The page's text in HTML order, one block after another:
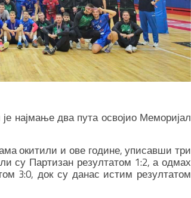
најмање два пута освојио Меморијал
окитили и ове године, уписавши три
су Партизан резултатом 1:2, а одмах
3:0, док су данас истим резултатом